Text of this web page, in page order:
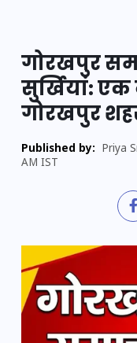
गोरखपुर
सुर्खियां:
गोरखपुर
Published by: Priya
AM IST